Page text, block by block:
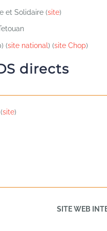
et Solidaire (site)
(site national ) (site Chop)
directs
site)
SITE WEB